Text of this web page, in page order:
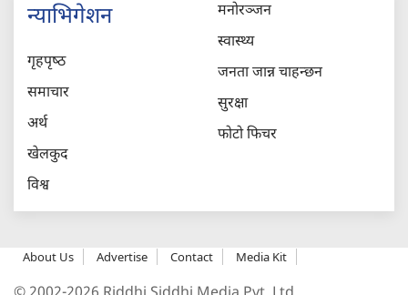
न्याभिगेशन
गृहपृष्‍ठ
समाचार
अर्थ
खेलकुद
विश्व
मनोरञ्जन
स्वास्थ्य
जनता जान्न चाहन्छन
सुरक्षा
फोटो फिचर
About Us Advertise Contact Media Kit